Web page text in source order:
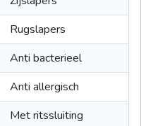
Rugslapers
Anti bacterieel
Anti allergisch
Met ritssluiting